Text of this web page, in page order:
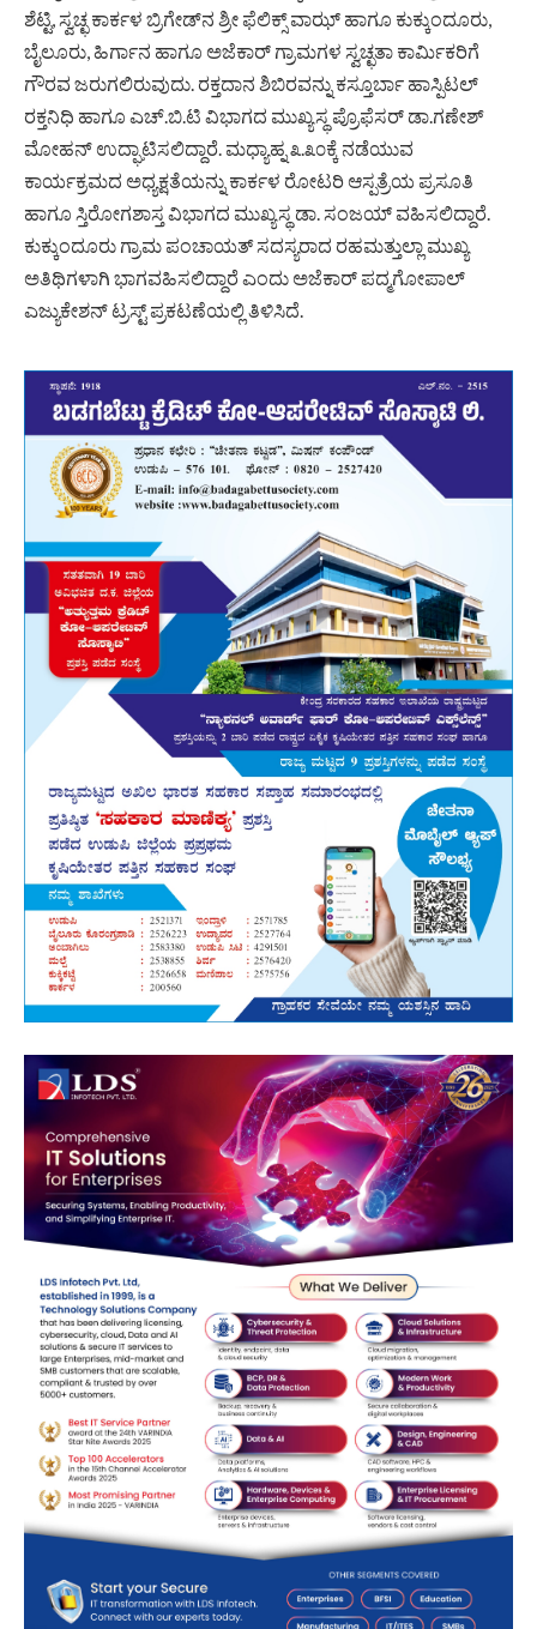
ಶೆಟ್ಟಿ, ಸ್ವಚ್ಛ ಕಾರ್ಕಳ ಬ್ರಿಗೇಡ್‌ನ ಶ್ರೀ ಫೆಲಿಕ್ಸ್ ವಾಝ್ ಹಾಗೂ ಕುಕ್ಕುಂದೂರು,
ಬೈಲೂರು, ಹಿರ್ಗಾನ ಹಾಗೂ ಅಜೆಕಾರ್ ಗ್ರಾಮಗಳ ಸ್ವಚ್ಛತಾ ಕಾರ್ಮಿಕರಿಗೆ
ಗೌರವ ಜರುಗಲಿರುವುದು. ರಕ್ತದಾನ ಶಿಬಿರವನ್ನು ಕಸ್ತೂರ್ಬಾ ಹಾಸ್ಪಿಟಲ್
ರಕ್ತನಿಧಿ ಹಾಗೂ ಎಚ್.ಬಿ.ಟಿ ವಿಭಾಗದ ಮುಖ್ಯಸ್ಥ ಪ್ರೊಫೆಸರ್ ಡಾ.ಗಣೇಶ್
ಮೋಹನ್ ಉದ್ಘಾಟಿಸಲಿದ್ದಾರೆ. ಮಧ್ಯಾಹ್ನ ೩.೩೦ಕ್ಕೆ ನಡೆಯುವ
ಕಾರ್ಯಕ್ರಮದ ಅಧ್ಯಕ್ಷತೆಯನ್ನು ಕಾರ್ಕಳ ರೋಟರಿ ಆಸ್ಪತ್ರೆಯ ಪ್ರಸೂತಿ
ಹಾಗೂ ಸ್ತಿರೋಗಶಾಸ್ತ ವಿಭಾಗದ ಮುಖ್ಯಸ್ಥ ಡಾ. ಸಂಜಯ್ ವಹಿಸಲಿದ್ದಾರೆ.
ಕುಕ್ಕುಂದೂರು ಗ್ರಾಮ ಪಂಚಾಯತ್ ಸದಸ್ಯರಾದ ರಹಮತ್ತುಲ್ಲಾ ಮುಖ್ಯ
ಅತಿಥಿಗಳಾಗಿ ಭಾಗವಹಿಸಲಿದ್ದಾರೆ ಎಂದು ಅಜೆಕಾರ್ ಪದ್ಮಗೋಪಾಲ್
ಎಜ್ಯುಕೇಶನ್ ಟ್ರಸ್ಟ್ ಪ್ರಕಟಣೆಯಲ್ಲಿ ತಿಳಿಸಿದೆ.